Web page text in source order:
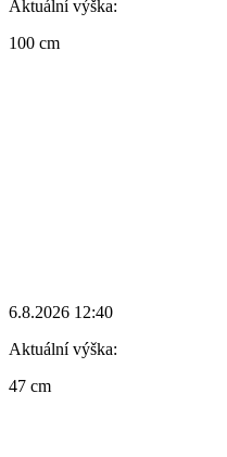
Aktuální výška:
100 cm
6.8.2026 12:40
Aktuální výška:
47 cm